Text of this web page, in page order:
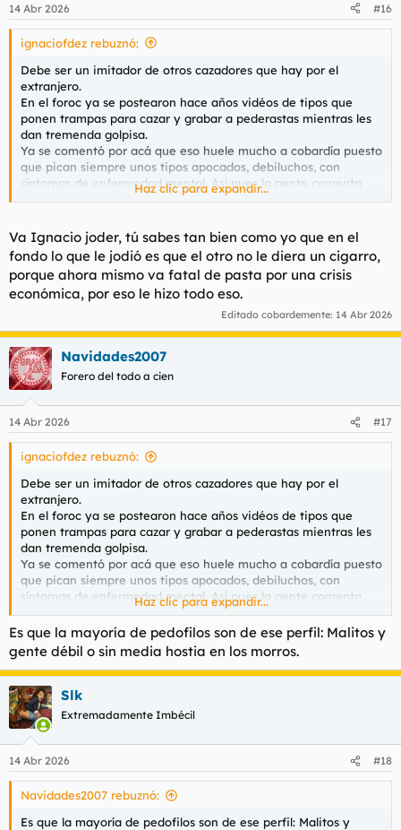
e
s
14 Abr 2026 #16
ignaciofdez rebuznó:
Debe ser un imitador de otros cazadores que hay por el
extranjero.
En el foroc ya se postearon hace años vidéos de tipos que
ponen trampas para cazar y grabar a pederastas mientras les
dan tremenda golpisa.
Ya se comentó por acá que eso huele mucho a cobardía puesto
que pican siempre unos tipos apocados, debiluchos, con
síntomas de enfermedad mental. Así pues la gente comenta
eso que dice Verrugo, que no tienen webs de ir a por
cosas para defenderse.
K#rma coward.
Haz clic para expandir...
Va Ignacio joder, tú sabes tan bien como yo que en el
fondo lo que le jodió es que el otro no le diera un cigarro,
porque ahora mismo va fatal de pasta por una crisis
económica, por eso le hizo todo eso.
Editado cobardemente: 14 Abr 2026
Navidades2007
Forero del todo a cien
14 Abr 2026 #17
ignaciofdez rebuznó:
Debe ser un imitador de otros cazadores que hay por el
extranjero.
En el foroc ya se postearon hace años vidéos de tipos que
ponen trampas para cazar y grabar a pederastas mientras les
dan tremenda golpisa.
Ya se comentó por acá que eso huele mucho a cobardía puesto
que pican siempre unos tipos apocados, debiluchos, con
síntomas de enfermedad mental. Así pues la gente comenta
eso que dice Verrugo, que no tienen webs de ir a por
violadores morocs, ó pederastas de verdad, de esos que llevan
cosas para defenderse.
K#rma coward.
Haz clic para expandir...
Es que la mayoría de pedofilos son de ese perfil: Malitos y
gente débil o sin media hostia en los morros.
Slk
Extremadamente Imbécil
14 Abr 2026 #18
Navidades2007 rebuznó:
Es que la mayoría de pedofilos son de ese perfil: Malitos y